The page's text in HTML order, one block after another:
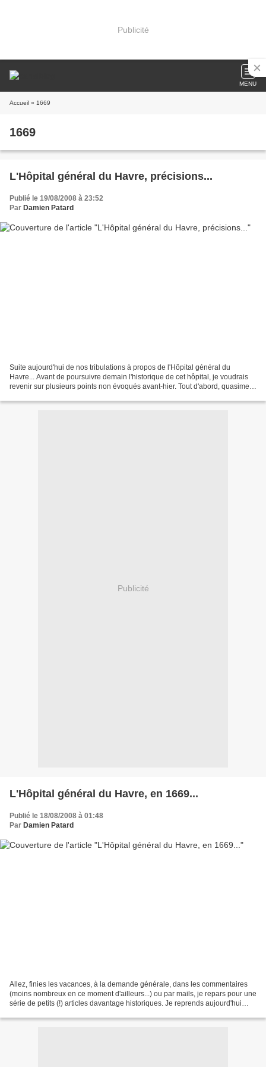
Publicité
MENU
Accueil » 1669
1669
L'Hôpital général du Havre, précisions...
Publié le 19/08/2008 à 23:52
Par Damien Patard
Suite aujourd'hui de nos tribulations à propos de l'Hôpital général du
Havre... Avant de poursuivre demain l'historique de cet hôpital, je voudrais
revenir sur plusieurs points non évoqués avant-hier. Tout d'abord, quasiment
Publicité
L'Hôpital général du Havre, en 1669...
Publié le 18/08/2008 à 01:48
Par Damien Patard
Allez, finies les vacances, à la demande générale, dans les commentaires
(moins nombreux en ce moment d'ailleurs...) ou par mails, je repars pour une
série de petits (!) articles davantage historiques. Je reprends aujourd'hui